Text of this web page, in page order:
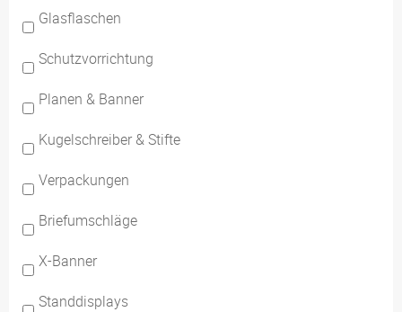
Glasflaschen
Schutzvorrichtung
Planen & Banner
Kugelschreiber & Stifte
Verpackungen
Briefumschläge
X-Banner
Standdisplays